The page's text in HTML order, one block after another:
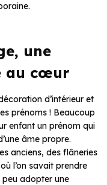
une
au cœur
d’intérieur et
prénoms ! Beaucoup
enfant un prénom qui
âme propre.
anciens, des flâneries
l’on savait prendre
peu adopter une